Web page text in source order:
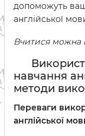
допоможуть
англійської
Вчитися можна
навчання
методи
Переваги
англійської